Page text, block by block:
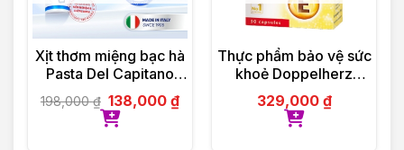
Xịt thơm miệng bạc hà
Pasta Del Capitano
(15ml)
198,000₫ 138,000₫
Thực phẩm bảo vệ sức
khoẻ Doppelherz
Aktiv Vitamin E
329,000 ₫